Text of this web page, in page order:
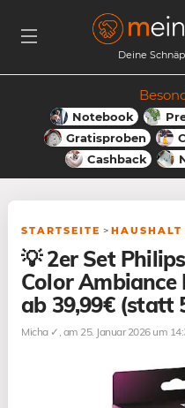
Deine
Notebook
Gratisproben
Cashback
STARTSEITE > HAUSHALT
💡 2er Set
Color
ab 39,99€ (statt
Micha ✓ , am 25. Januar 2026 um